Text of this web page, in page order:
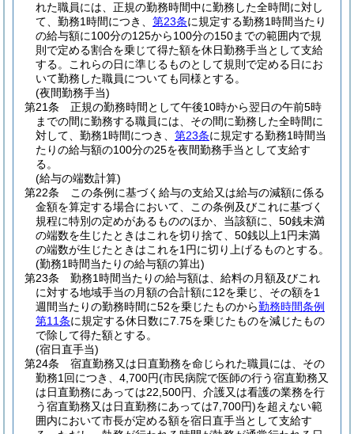
れた職員には、正規の勤務時間中に勤務した全時間に対し
て、勤務1時間につき、 第23条に規定する勤務1時間当たり
の給与額に100分の125から100分の150までの範囲内で規
則で定める割合を乗じて得た額を休日勤務手当として支給
する。
これらの日に準じるものとして規則で定める日にお
いて勤務した職員についても同様とする。
(夜間勤務手当)
第21条
正規の勤務時間として午後10時から翌日の午前5時
までの間に勤務する職員には、その間に勤務した全時間に
対して、勤務1時間につき、 第23条に規定する勤務1時間当
たりの給与額の100分の25を夜間勤務手当として支給す
る。
(給与の端数計算)
第22条
この条例に基づく給与の支給又は給与の減額に係る
金額を算定する場合において、この条例及びこれに基づく
規程に特別の定めがあるもののほか、当該額に、50銭未満
の端数を生じたときはこれを切り捨て、50銭以上1円未満
の端数が生じたときはこれを1円に切り上げるものとする。
(勤務1時間当たりの給与額の算出)
第23条
勤務1時間当たりの給与額は、給料の月額及びこれ
に対する地域手当の月額の合計額に12を乗じ、その額を1
週間当たりの勤務時間に52を乗じたものから勤務時間条例
第11条に規定する休日数に7.75を乗じたものを減じたもの
で除して得た額とする。
(宿日直手当)
第24条
宿直勤務又は日直勤務を命じられた職員には、その
勤務1回につき、4,700円(市民病院で医師の行う宿直勤務又
は日直勤務にあっては22,500円、介護又は看護の業務を行
う宿直勤務又は日直勤務にあっては7,700円)を超えない範
囲内において市長が定める額を宿日直手当として支給す